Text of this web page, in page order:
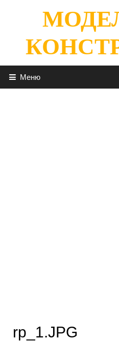
содержимому
Меню
rp_1.JPG